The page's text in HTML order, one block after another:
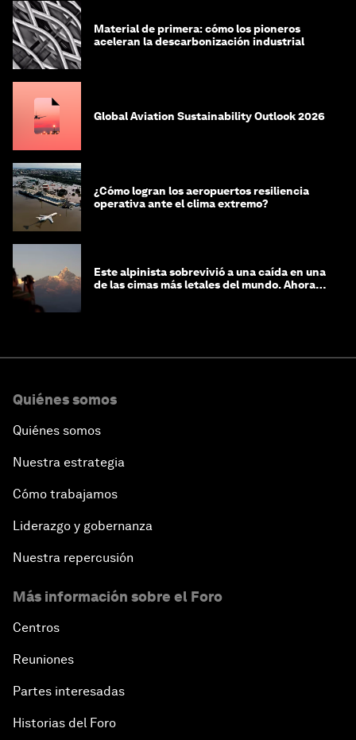
Material de primera: cómo los pioneros
aceleran la descarbonización industrial
Global Aviation Sustainability Outlook 2026
¿Cómo logran los aeropuertos resiliencia
operativa ante el clima extremo?
Este alpinista sobrevivió a una caída en una
de las cimas más letales del mundo. Ahora
Quiénes somos
Quiénes somos
Nuestra estrategia
Cómo trabajamos
Liderazgo y gobernanza
Nuestra repercusión
Más información sobre el Foro
Centros
Reuniones
Partes interesadas
Historias del Foro